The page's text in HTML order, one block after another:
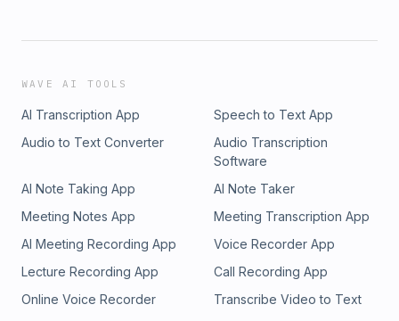
WAVE AI TOOLS
AI Transcription App
Speech to Text App
Audio to Text Converter
Audio Transcription
Software
AI Note Taking App
AI Note Taker
Meeting Notes App
Meeting Transcription App
AI Meeting Recording App
Voice Recorder App
Lecture Recording App
Call Recording App
Online Voice Recorder
Transcribe Video to Text